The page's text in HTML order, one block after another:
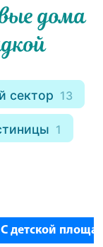
дома
сектор 13
1
С детской